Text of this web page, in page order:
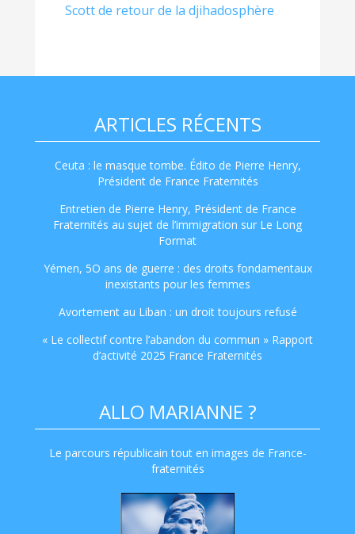
Scott de retour de la djihadosphère
ARTICLES RÉCENTS
Ceuta : le masque tombe. Édito de Pierre Henry,
Président de France Fraternités
Entretien de Pierre Henry, Président de France
Fraternités au sujet de l’immigration sur Le Long
Format
Yémen, 5O ans de guerre : des droits fondamentaux
inexistants pour les femmes
Avortement au Liban : un droit toujours refusé
« Le collectif contre l’abandon du commun » Rapport
d’activité 2025 France Fraternités
ALLO MARIANNE ?
Le parcours républicain tout en images de France-
fraternités